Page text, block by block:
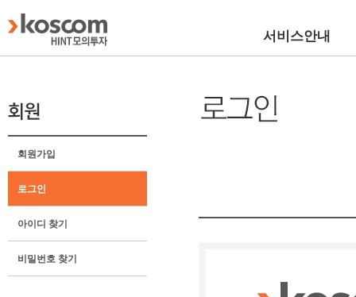
서비스안내
회원가입
로그인
아이디 찾기
비밀번호 찾기